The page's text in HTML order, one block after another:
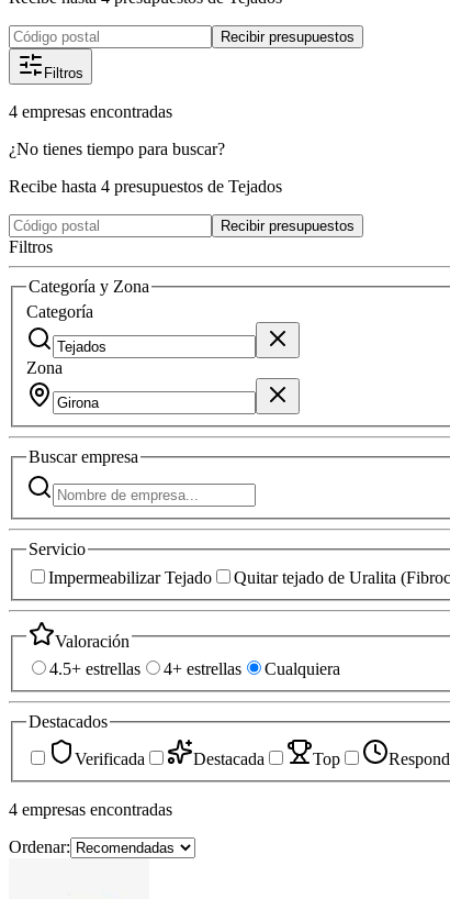
Recibir presupuestos
Filtros
4 empresas encontradas
¿No tienes tiempo para buscar?
Recibe hasta 4 presupuestos de Tejados
Recibir presupuestos
Filtros
Categoría y Zona
Categoría
Zona
Buscarempresa
Servicio
Impermeabilizar Tejado
Quitar tejado de Uralita
Valoración
4.5+ estrellas
4+ estrellas Cualquiera
Destacados
Verificada
Destacada Top
4 empresas encontradas
Ordenar: